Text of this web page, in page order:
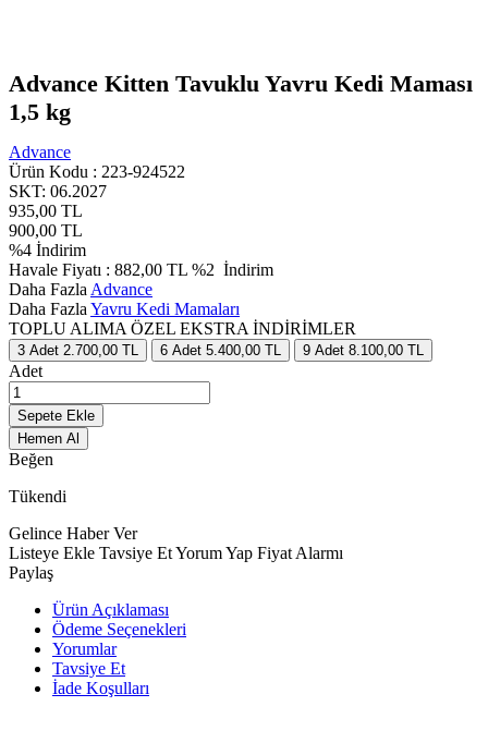
Advance Kitten Tavuklu Yavru Kedi Maması
1,5 kg
Advance
Ürün Kodu : 223-924522
SKT: 06.2027
935,00 TL
900,00 TL
%4 İndirim
Havale Fiyatı : 882,00 TL %2 İndirim
Daha Fazla Advance
Daha Fazla Yavru Kedi Mamaları
TOPLU ALIMA ÖZEL EKSTRA İNDİRİMLER
3 Adet 2.700,00 TL 6 Adet 5.400,00 TL 9 Adet 8.100,00 TL
Adet
Sepete Ekle
Hemen Al
Beğen
Tükendi
Gelince Haber Ver
Listeye Ekle Tavsiye EtYorum Yap Fiyat Alarmı
Paylaş
Ürün Açıklaması
Ödeme Seçenekleri
Yorumlar
Tavsiye Et
İade Koşulları